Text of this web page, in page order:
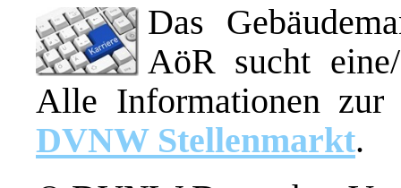
Das
AöR sucht
Alle Informationen zur
DVNW Stellenmarkt.